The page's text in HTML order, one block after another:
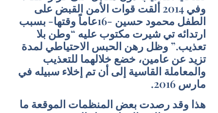
وفي 2014 ألقت قوات الأمن القبض على
الطفل محمود حسين -16عاماً وقتها- بسبب
ارتدائه تي شيرت مكتوب عليه “وطن بلا
تعذيب.” وظل رهن الحبس الاحتياطي لمدة
تزيد عن عامين، خضع خلالهما للتعذيب
والمعاملة القاسية إلى أن تم إخلاء سبيله في
مارس 2016.
هذا وقد رصدت بعض المنظمات الموقعة ما